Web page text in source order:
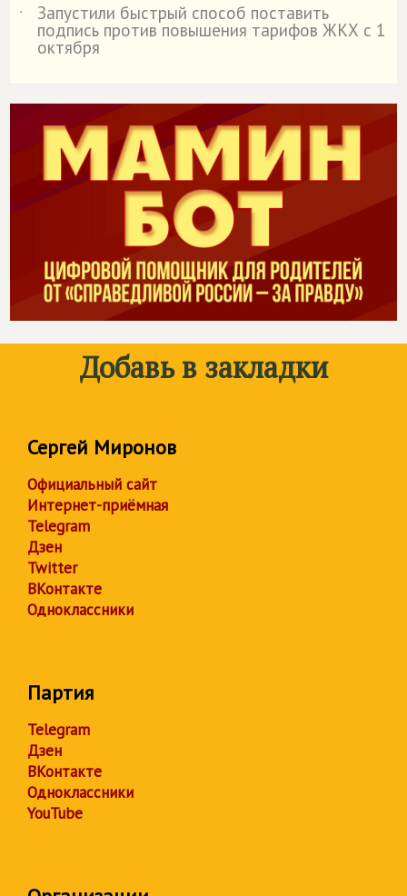
˙
Запустили быстрый способ поставить
подпись против повышения тарифов ЖКХ с 1
октября
Добавь в закладки
Сергей Миронов
Официальный сайт
Интернет-приёмная
Telegram
Дзен
Twitter
ВКонтакте
Одноклассники
Партия
Telegram
Дзен
ВКонтакте
Одноклассники
YouTube